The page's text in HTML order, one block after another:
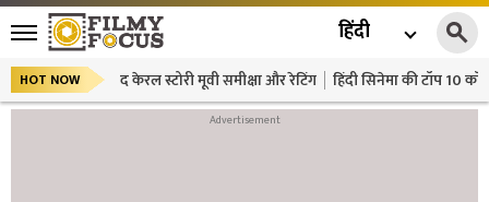
हिंदी
HOT NOW द केरल स्टोरी मूवी समीक्षा और रेटिंग हिंदी सिनेमा की टॉप 10